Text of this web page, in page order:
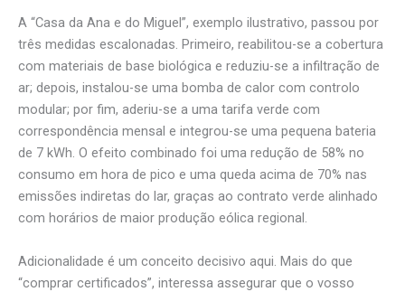
A “Casa da Ana e do Miguel”, exemplo ilustrativo, passou por
três medidas escalonadas. Primeiro, reabilitou-se a cobertura
com materiais de base biológica e reduziu-se a infiltração de
ar; depois, instalou-se uma bomba de calor com controlo
modular; por fim, aderiu-se a uma tarifa verde com
correspondência mensal e integrou-se uma pequena bateria
de 7 kWh. O efeito combinado foi uma redução de 58% no
consumo em hora de pico e uma queda acima de 70% nas
emissões indiretas do lar, graças ao contrato verde alinhado
com horários de maior produção eólica regional.
Adicionalidade é um conceito decisivo aqui. Mais do que
“comprar certificados”, interessa assegurar que o vosso